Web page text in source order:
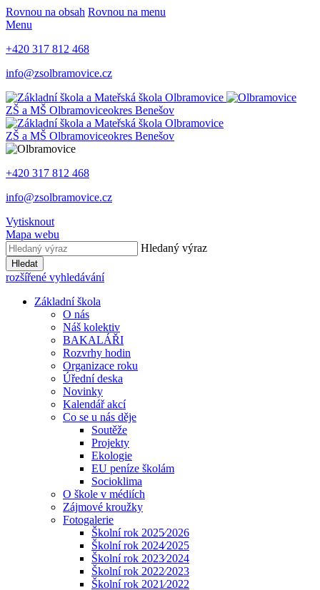
Rovnou na obsah Rovnou na menu
Menu
+420 317 812 468
info@zsolbramovice.cz
ZŠ a MŠ Olbramoviceokres Benešov
ZŠ a MŠ Olbramoviceokres Benešov
+420 317 812 468
info@zsolbramovice.cz
Vytisknout
Mapa webu
Hledaný výraz
Hledat
rozšířené vyhledávání
Základní škola
O nás
Náš kolektiv
BAKALÁŘI
Rozvrhy hodin
Organizace roku
Úřední deska
Novinky
Kalendář akcí
Co se u nás děje
Soutěže
Projekty
Ekologie
EU peníze školám
Socioklima
O škole v médiích
Zájmové kroužky
Fotogalerie
Školní rok 2025⁄2026
Školní rok 2024⁄2025
Školní rok 2023⁄2024
Školní rok 2022⁄2023
Školní rok 2021⁄2022